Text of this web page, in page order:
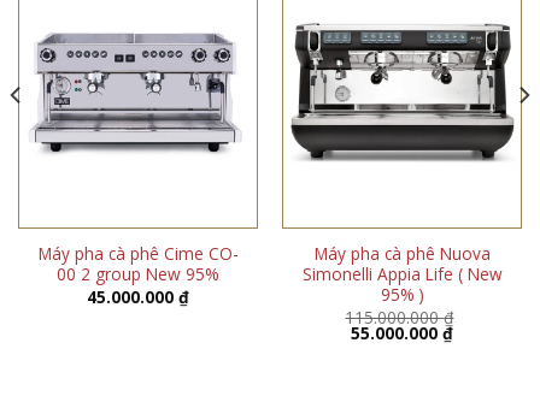
Máy pha cà phê Cime CO-
00 2 group New 95%
45.000.000 ₫
Máy pha cà phê Nuova
Simonelli Appia Life ( New
95% )
115.000.000₫
Giá
gốc
55.000.000 ₫Giá